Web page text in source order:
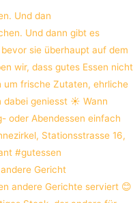
Und dan
Gericht